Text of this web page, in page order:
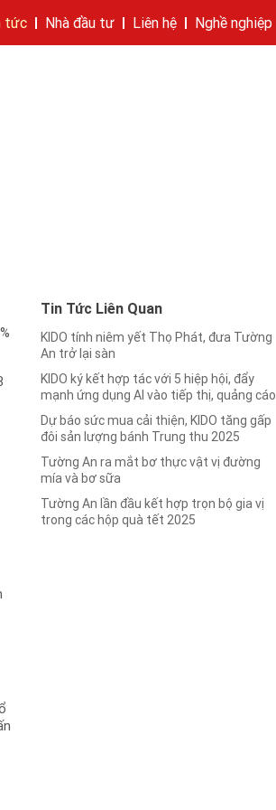
tức Nhà đầu tư Liên hệ Nghề nghiệp
Tin Tức Liên Quan
KIDO tính niêm yết Thọ Phát, đưa Tường
An trở lại sàn
KIDO ký kết hợp tác với 5 hiệp hội, đẩy
mạnh ứng dụng AI vào tiếp thị, quảng cáo
Dự báo sức mua cải thiện, KIDO tăng gấp
đôi sản lượng bánh Trung thu 2025
Tường An ra mắt bơ thực vật vị đường
mía và bơ sữa
Tường An lần đầu kết hợp trọn bộ gia vị
trong các hộp quà tết 2025